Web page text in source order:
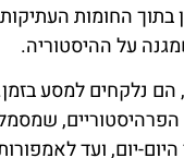
בתוך החומות
על ההיסטוריה.
הם נלקחים למסע
היום-יום, ועד